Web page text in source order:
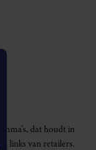
dat houdt in
links van retailers.